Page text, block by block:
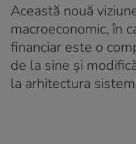
Această nouă
macroeconomic, în
financiar este o
de la sine și
la arhitectura